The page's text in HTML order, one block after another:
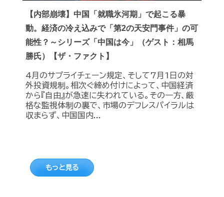
【内部崩壊】中国「就職氷河期」で起こる暴
動。経済の冷え込みで「第2の天安門事件」の可
能性？～シリーズ「中国は今」（ゲスト：相馬
勝氏）【ザ・ファクト】
4月のサプライチェーン規定、そして7月1日の対
外投資規制。相次ぐ締め付けによって、中国経済
から『自由』が急速に失われている。その一方、厳
格な監視体制の裏で、市場のデフレスパイラルは
収まらず、中国国内...
もっと見る